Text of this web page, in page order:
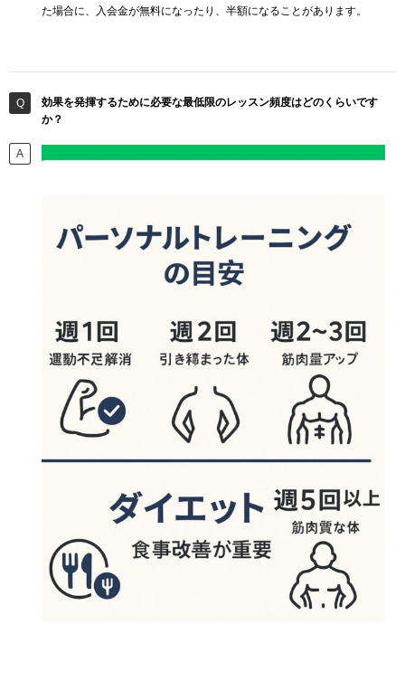
た場合に、入会金が無料になったり、半額になることがあります。
効果を発揮するために必要な最低限のレッスン頻度はどのくらいです
か？